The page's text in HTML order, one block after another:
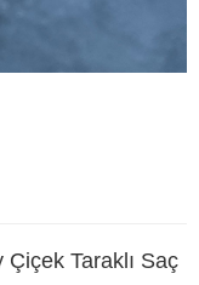
Taraklı Saç